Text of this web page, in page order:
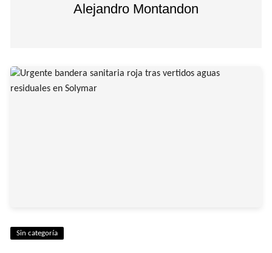
Alejandro Montandon
Sin categoría